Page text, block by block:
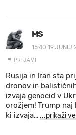
MS
15:40 19.JUNIJ
PRIJAVI
Rusija in Iran sta
dronov in
izvaja genocid v
orožjem! Trump naj
ki izvaja… ...prikaži